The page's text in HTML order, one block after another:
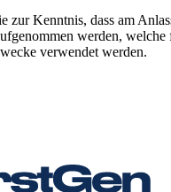
zur Kenntnis, dass am
werden, welche
verwendet werden.